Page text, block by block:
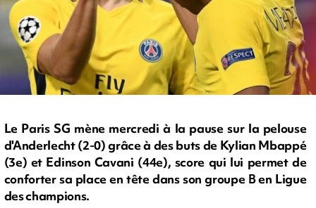
Le Paris SG mène mercredi à la pause sur la pelouse
d'Anderlecht (2-0) grâce à des buts de Kylian Mbappé
(3e) et Edinson Cavani (44e), score qui lui permet de
conforter sa place en tête dans son groupe B en Ligue
des champions.